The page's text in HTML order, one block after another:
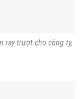
ray trượt cho công ty,